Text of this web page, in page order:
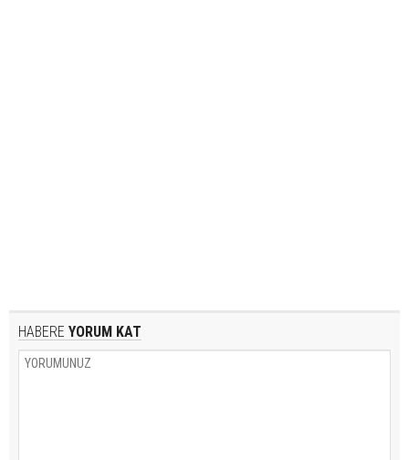
HABERE YORUM KAT